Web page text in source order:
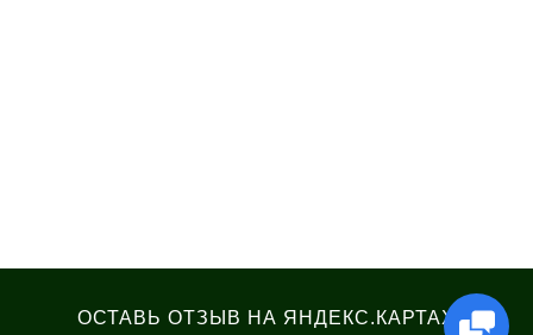
ОСТАВЬ ОТЗЫВ НА ЯНДЕКС.КАРТАХ